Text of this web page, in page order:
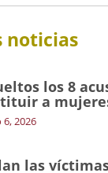
noticias
los 8
a
2026
las